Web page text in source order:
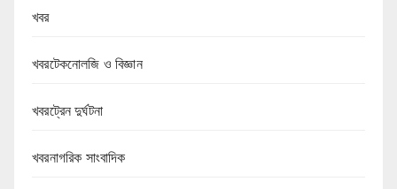
খবর
খবরটেকনোলজি ও বিজ্ঞান
খবরট্রেন দুর্ঘটনা
খবরনাগরিক সাংবাদিক